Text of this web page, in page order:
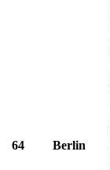
64 Berlin